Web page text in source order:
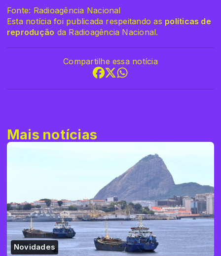
Fonte: Radioagência Nacional
Esta notícia foi publicada respeitando as políticas de
reprodução da Radioagência Nacional.
Compartilhe essa notícia
Mais notícias
Novidades